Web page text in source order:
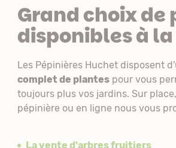
Grand choix de
disponibles à
Les Pépinières Huchet disposent
complet de plantespour vous
toujours plus vos jardins. Sur
pépinière ou en ligne nous vous
La vente d'arbres fruitiers